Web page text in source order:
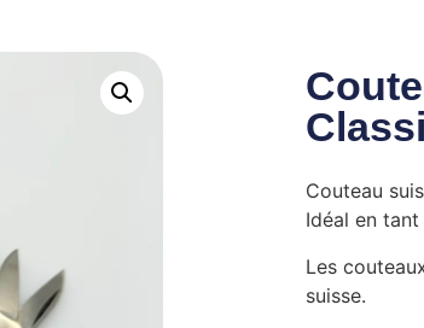
Couteau
Idéal en
Les
suisse.